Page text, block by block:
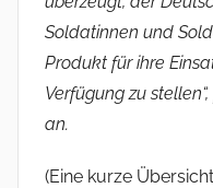
Soldatinnen und
Produkt für ihre
Verfügung zu
an.
(Eine kurze